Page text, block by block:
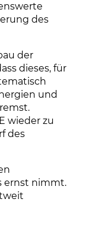
des
der
dieses, für
und
wieder zu
des
ernst nimmt.